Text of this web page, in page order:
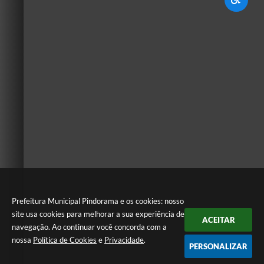
Prefeitura Municipal Pindorama e os cookies: nosso
site usa cookies para melhorar a sua experiência de
navegação. Ao continuar você concorda com a
nossa Política de Cookies e Privacidade.
ACEITAR
PERSONALIZAR